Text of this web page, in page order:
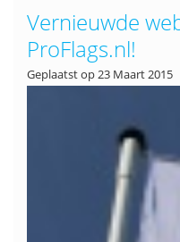
Vernieuwde
ProFlags.nl!
Geplaatst op23 Maart 2015